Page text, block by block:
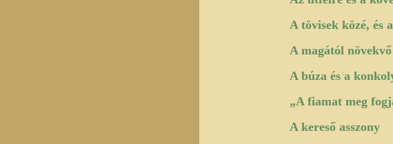
A tövisek közé, és
A magától
A búza és a
„A fiamat meg
A kereső asszony